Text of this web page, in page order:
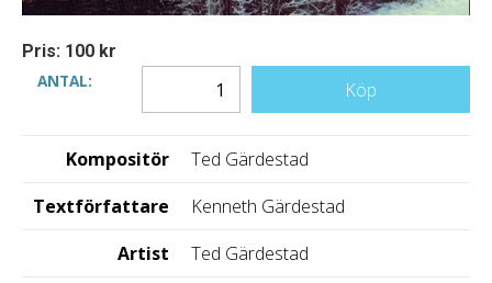
Pris: 100 kr
ANTAL:
Köp
Kompositör
Ted Gärdestad
Textförfattare
Kenneth Gärdestad
Artist
Ted Gärdestad